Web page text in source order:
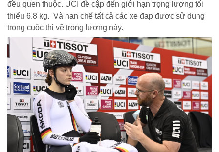
đều quen thuộc. UCI đề cập đến giới hạn trọng lượng tối
thiểu 6,8 kg. Và hạn chế tất cả các xe đạp được sử dụng
trong cuộc thi về trọng lượng này.